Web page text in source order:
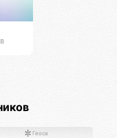
Геоса